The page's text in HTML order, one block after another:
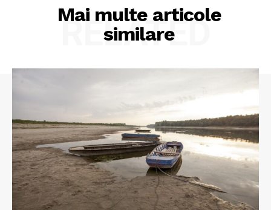
Mai multe articole
similare
RELATED